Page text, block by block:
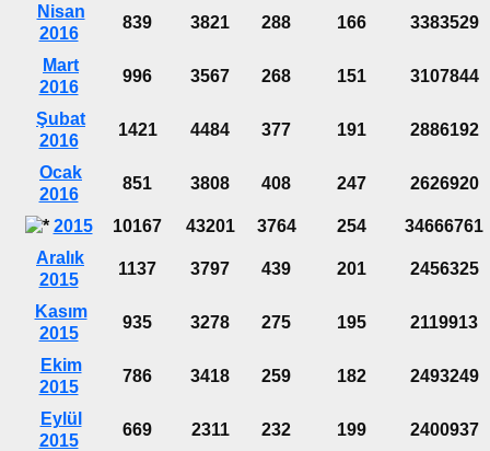
Nisan
2016
839 3821 288 166 3383529
Mart
2016
996 3567 268 151 3107844
Şubat
2016
1421 4484 377 191 2886192
Ocak
2016
851 3808 408 247 2626920
2015 10167 43201 3764 254
34666761
Aralık
2015
1137 3797 439 201 2456325
Kasım
2015
935 3278 275 195 2119913
Ekim
2015
786 3418 259 182 2493249
Eylül
2015
669 2311 232 199 2400937